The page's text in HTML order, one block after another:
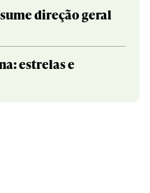
direção geral
estrelas e